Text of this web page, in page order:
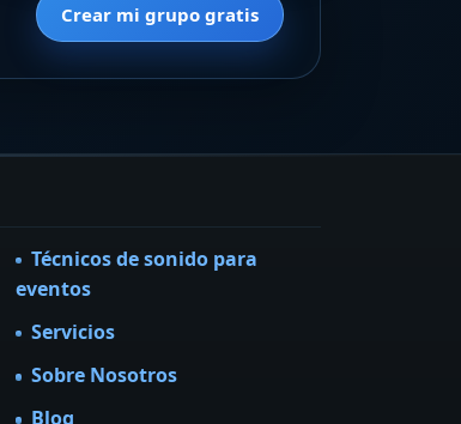
Crear mi grupo gratis
Técnicos de sonido para
eventos
Servicios
Sobre Nosotros
Blog